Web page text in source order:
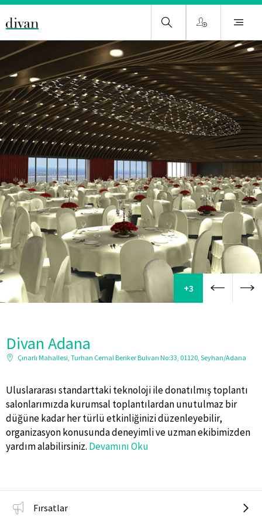
Divan Adana
Çınarlı Mahallesi, Turhan Cemal Beriker Bulvarı No:33, 01120, Seyhan/Adana
Uluslararası standarttaki teknoloji ile donatılmış toplantı
salonlarımızda kurumsal toplantılardan unutulmaz bir
düğüne kadar her türlü etkinliğinizi düzenleyebilir,
organizasyon konusunda deneyimli ve uzman ekibimizden
yardım alabilirsiniz. Devamını Oku
+3
Fırsatlar